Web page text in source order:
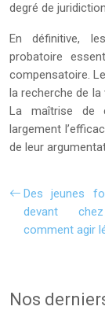
degré de
En définitive,
probatoire
compensatoire.
la recherche de la
La maîtrise de
largement
de leur
Des jeunes
devant
comment agir
Nos